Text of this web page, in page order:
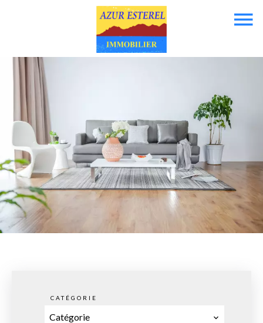
CATÉGORIE
Catégorie